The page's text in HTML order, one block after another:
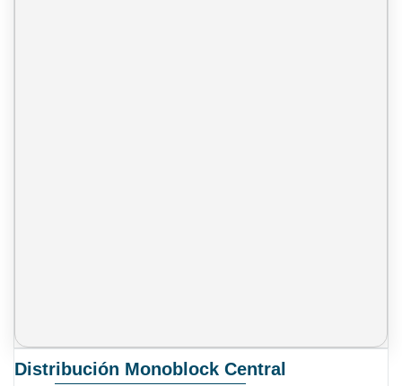
Distribución Monoblock Central